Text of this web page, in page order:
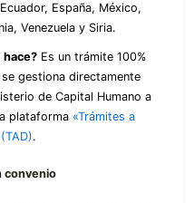
España, México,
Venezuela y Siria.
hace?Es un trámite 100%
gestiona directamente
de Capital Humano a
plataforma «Trámites a
.
convenio